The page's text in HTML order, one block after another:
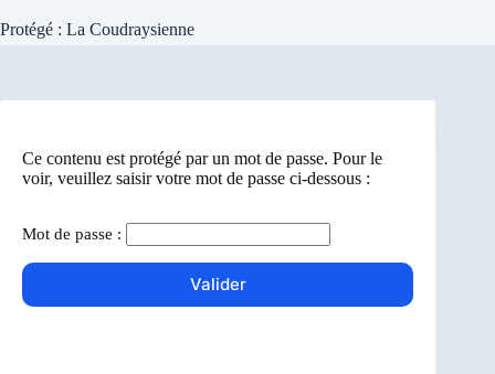
Protégé : La Coudraysienne
Ce contenu est protégé par un mot de passe. Pour le
voir, veuillez saisir votre mot de passe ci-dessous :
Mot de passe :